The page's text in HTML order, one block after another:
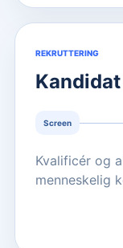
REKRUTTERING
Screen
Kvalificér og
menneskelig